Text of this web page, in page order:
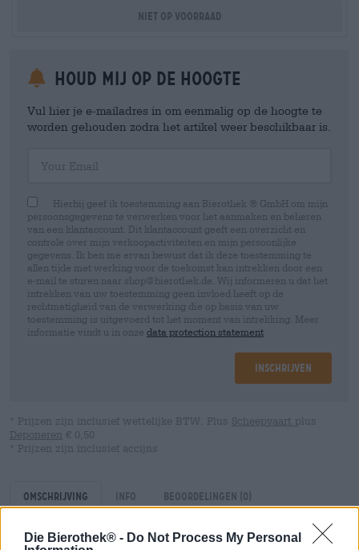
Die Bierothek® - Do Not Process My Personal
Niet op voorraad
Houd mij op de hoogte
Vul hier je e-mailadres in om eenmalig op de hoogte te
worden gehouden zodra het artikel weer beschikbaar is.
Hierbij geef ik toestemming aan Bierothek ® GmbH om mijn
persoonsgegevens te verwerken voor het aanmaken en beheren
van een klantaccount. Dit klantaccount geeft een overzicht en
controle over mijn verkoopactiviteiten en mijn persoonlijke
gegevens. Ik ben me ervan bewust dat ik deze toestemming te
allen tijde met werking voor de toekomst kan intrekken door een
e-mail te sturen naar shop@bierothek.de. Wij informeren u dat het
intrekken van uw toestemming geen invloed heeft op de
rechtmatigheid van de verwerking die op basis van uw
toestemming is uitgevoerd tot het moment van intrekking. Meer
informatie vindt u in onze data protection statement
Inschrijven
* Prijzen zijn inclusief wettelijke BTW. Plus Scheepvaart plus
Deponeren € 0,50
* Prijzen zijn inclusief accijns
Omschrijving Info Beoordelingen (0)